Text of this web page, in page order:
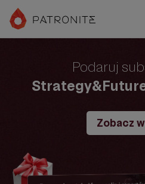
Podaruj
Zobacz